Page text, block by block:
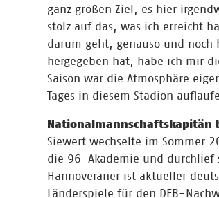
ganz großen Ziel, es hier
stolz auf das, was ich erreicht
darum geht, genauso und
hergegeben hat, habe ich mir
Saison war die Atmosphäre
Tages in diesem Stadion
Nationalmannschaftskapitän
Siewert wechselte im Sommer
die 96-Akademie und durchlief
Hannoveraner ist aktueller
Länderspiele für den DFB-